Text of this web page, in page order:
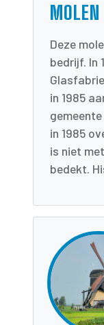
MOLEN
Deze
bedrijf. In
in 1985
in 1985
is niet
bedekt.